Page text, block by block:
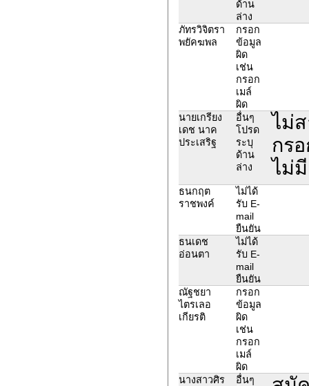
ด้าน
ล่าง
ภัทรวิจิตรา
พยัคฆพล
กรอก
ข้อมูล
ผิด
เช่น
กรอก
เมล์
ผิด
นายเกรียง
เดช นาค
ประเสริฐ
อื่นๆ
โปรด
ระบุ
ด้าน
ล่าง
ไม่
กร
ไม่
ธนกฤต
ราชพงค์
ไม่ได้
รับ E-
mail
ยืนยัน
ธนเดช
อ่อนตา
ไม่ได้
รับ E-
mail
ยืนยัน
ณัฐชยา
ไตรเลอ
เกียรติ
กรอก
ข้อมูล
ผิด
เช่น
กรอก
เมล์
ผิด
นางสาวศิร
อื่นๆ